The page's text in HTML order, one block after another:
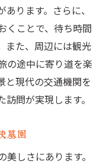
ります。さらに、
くことで、待ち時間
また、周辺には観光
の途中に寄り道を楽
と現代の交通機関を
問が実現します。
墓園
しさにあります。